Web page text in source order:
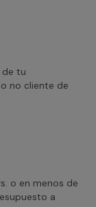
tu
no cliente de
o en menos de
a